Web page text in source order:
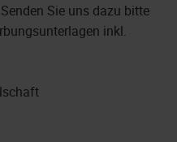
Sie uns dazu bitte
inkl.